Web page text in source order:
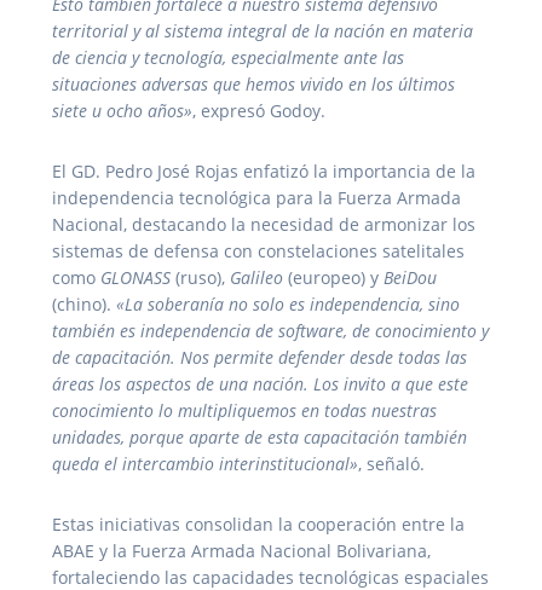
territorial y al sistema integral de la nación en materia
de ciencia y tecnología, especialmente ante las
situaciones adversas que hemos vivido en los últimos
siete u ocho años», expresó Godoy.
El GD. Pedro José Rojas enfatizó la importancia de la
independencia tecnológica para la Fuerza Armada
Nacional, destacando la necesidad de armonizar los
sistemas de defensa con constelaciones satelitales
como GLONASS (ruso), Galileo (europeo) y BeiDou
(chino). «La soberanía no solo es independencia, sino
también es independencia de software, de conocimiento y
de capacitación. Nos permite defender desde todas las
áreas los aspectos de una nación. Los invito a que este
conocimiento lo multipliquemos en todas nuestras
unidades, porque aparte de esta capacitación también
queda el intercambio interinstitucional», señaló.
Estas iniciativas consolidan la cooperación entre la
ABAE y la Fuerza Armada Nacional Bolivariana,
fortaleciendo las capacidades tecnológicas espaciales